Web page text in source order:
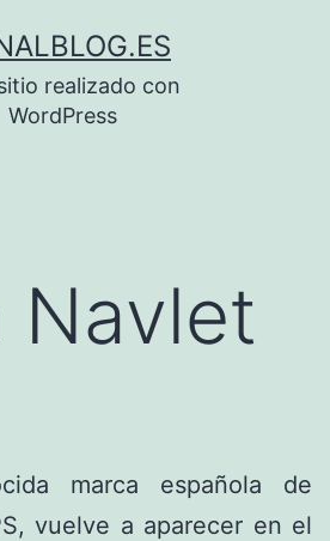
realizado con
WordPress
Navlet
marca española de
vuelve a aparecer en el